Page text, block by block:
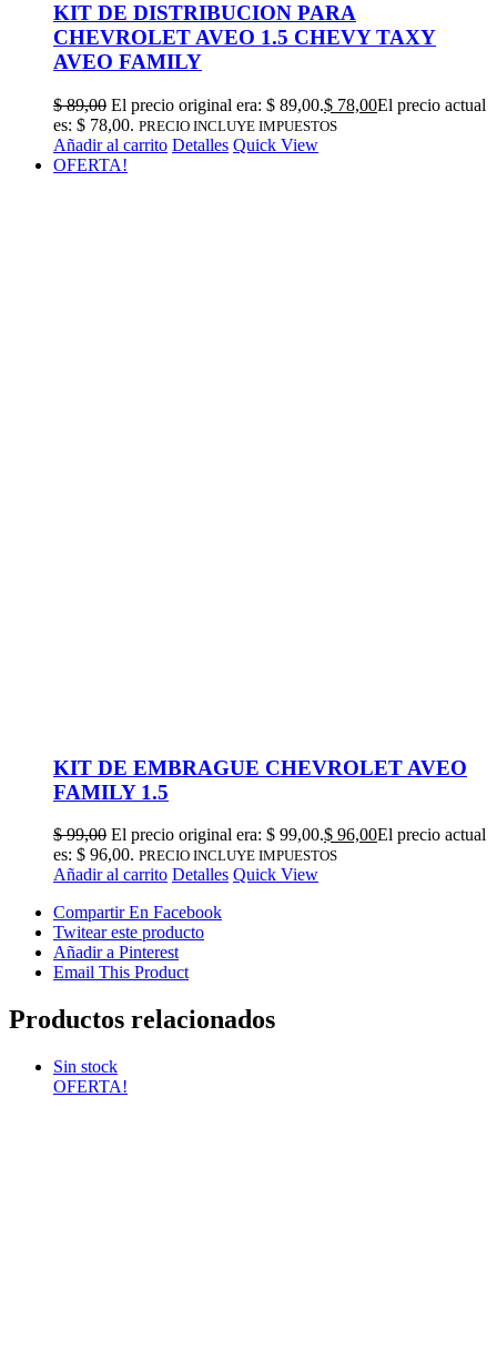
KIT DE DISTRIBUCION PARA
CHEVROLET AVEO 1.5 CHEVY TAXY
AVEO FAMILY
$89,00 El precio original era: $ 89,00.$ 78,00El precio actual
es: $ 78,00. PRECIO INCLUYE IMPUESTOS
Añadir al carrito Detalles Quick View
OFERTA!
KIT DE EMBRAGUE CHEVROLET AVEO
FAMILY 1.5
$99,00 El precio original era: $ 99,00.$ 96,00El precio actual
es: $ 96,00. PRECIO INCLUYE IMPUESTOS
Añadir al carrito Detalles Quick View
Compartir En Facebook
Twitear este producto
Añadir a Pinterest
Email This Product
Productos relacionados
Sin stock
OFERTA!